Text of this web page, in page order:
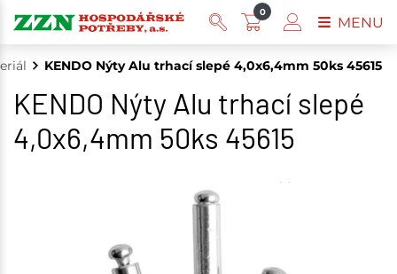
KENDO Nýty Alu trhací slepé 4,0x6,4mm 50ks 45615
KENDO Nýty Alu trhací slepé
4,0x6,4mm 50ks 45615
0
MENU